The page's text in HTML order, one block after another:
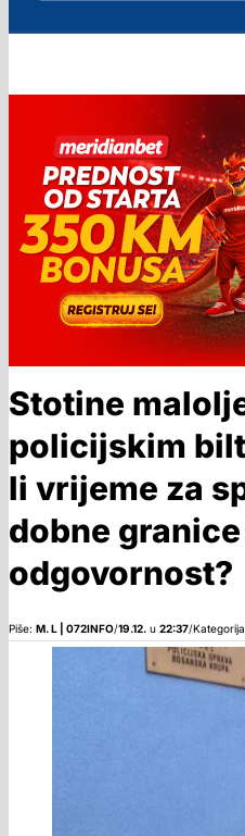
Stotine
policijskim
li vrijeme za
dobne
odgovornost?
Piše: M. L | 072INFO/19.12. u 22:37/